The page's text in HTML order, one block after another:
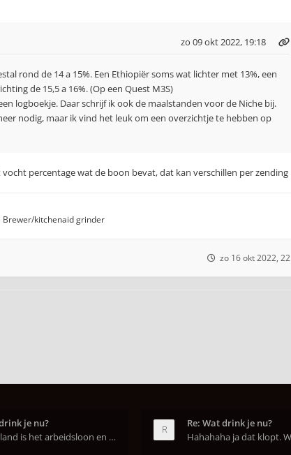
zo 09 okt 2022, 19:18
rond de 14 a 15%. Een Ethiopiër soms wat lichter met 13%, een
de 15,5 a 16%. (Op een Quest M3S)
logboekje. Daar schrijf ik ook de maalstanden voor de Niche bij.
nodig, maar ik vind het leuk om een overzichtje te hebben op
percentage wat de boon bevat, dat kan verschillen per zending
Brewer/kitchenaid grinder
zo 16 okt 2022,
je nu?
In Nederland is het arbeidsloon en de winkelhuur o
Re: Wat drink je nu?